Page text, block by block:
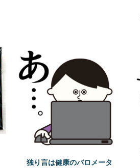
独り言は健康のバロメータ